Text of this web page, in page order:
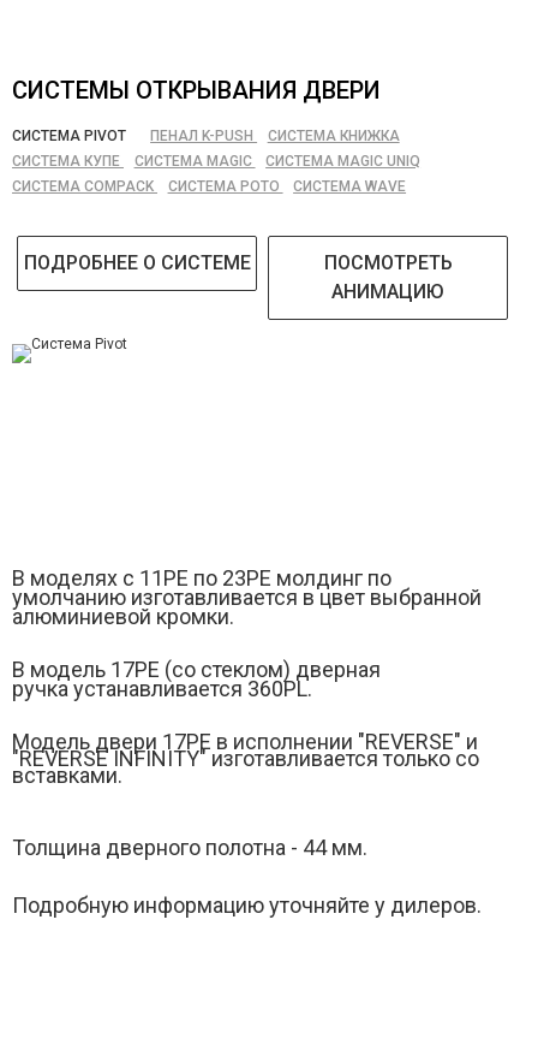
СИСТЕМЫ ОТКРЫВАНИЯ ДВЕРИ
СИСТЕМА PIVOT ПЕНАЛ K-PUSH
СИСТЕМА КНИЖКА
СИСТЕМА КУПЕ
СИСТЕМА MAGIC
СИСТЕМА MAGIC UNIQ
СИСТЕМА COMPACK
СИСТЕМА РОТО СИСТЕМА WAVE
ПОДРОБНЕЕ О СИСТЕМЕ
ПОСМОТРЕТЬ
АНИМАЦИЮ
В моделях с 11РЕ по 23PE молдинг по
умолчанию изготавливается в цвет выбранной
алюминиевой кромки.
В модель 17PЕ (со стеклом) дверная
ручка устанавливается 360PL.
Модель двери 17РE в исполнении "REVERSE" и
"REVERSE INFINITY" изготавливается только со
вставками.
Толщина дверного полотна - 44 мм.
Подробную информацию уточняйте у дилеров.